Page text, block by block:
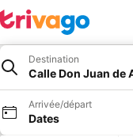
Destination
Calle Don Juan de
Arrivée/départ
Dates